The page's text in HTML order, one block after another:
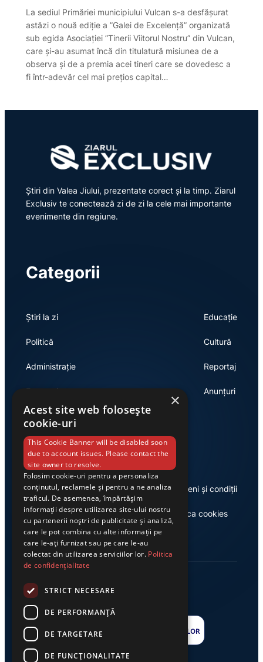
La sediul Primăriei municipiului Vulcan s-a desfășurat
astăzi o nouă ediție a ”Galei de Excelență” organizată
sub egida Asociației ”Tinerii Viitorul Nostru” din Vulcan,
care și-au asumat încă din titulatură misiunea de a
observa și de a premia acei tineri care se dovedesc a
fi într-adevăr cel mai prețios capital…
Știri din Valea Jiului, prezentate corect și la timp. Ziarul
Exclusiv te conectează zi de zi la cele mai importante
evenimente din regiune.
Categorii
Știri la zi
Politică
Administrație
Economie
Educație
Cultură
Reportaj
Anunțuri
Link-uri utile
Despre noi
Casa de editură Exclusiv
Termeni și condiții
Politica cookies
×
Acest site web folosește
cookie-uri
This Cookie Banner will be disabled soon
due to account issues. Please contact the
site owner to resolve.
Folosim cookie-uri pentru a personaliza
conținutul, reclamele și pentru a ne analiza
traficul. De asemenea, împărtășim
informații despre utilizarea site-ului nostru
cu partenerii noștri de publicitate și analiză,
care le pot combina cu alte informații pe
care le-ați furnizat sau pe care le-au
colectat din utilizarea serviciilor lor. Politica
de confidențialitate
STRICT NECESARE
DE PERFORMANȚĂ
DE TARGETARE
DE FUNCŢIONALITATE